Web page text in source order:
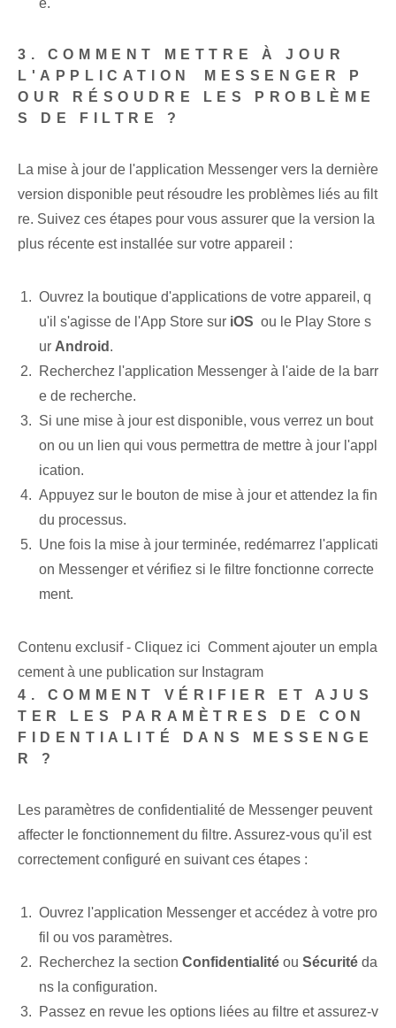
e.
3. COMMENT METTRE À JOUR
L'APPLICATION⁢ MESSENGER P
OUR RÉSOUDRE LES PROBLÈME
S DE FILTRE ?
La mise à jour de l'application Messenger⁤ vers la dernière⁤
version disponible peut résoudre les problèmes liés⁢ au ⁢filt
re. Suivez ces étapes pour vous assurer que la version la
plus récente est installée sur votre appareil :
Ouvrez la boutique d'applications de votre appareil, q
u'il s'agisse de l'App Store sur iOS ‌ ou le Play Store s
ur Android .
Recherchez l'application Messenger à l'aide de la barr
e de recherche.
Si une mise à jour est disponible, vous verrez un bout
on ou un lien qui vous permettra de mettre à jour l'appl
ication.
Appuyez sur le bouton de mise à jour et attendez la fin
du processus.
Une fois la mise à jour terminée, redémarrez l'applicati
on Messenger et vérifiez si le filtre fonctionne correcte
ment.
Contenu exclusif - Cliquez ici Comment ajouter un empla
cement à une publication sur Instagram
4. COMMENT VÉRIFIER ET AJUS
TER LES PARAMÈTRES DE CON
FIDENTIALITÉ DANS MESSENGE
R ?
Les paramètres de confidentialité de Messenger peuvent
affecter le fonctionnement du filtre. Assurez-vous qu'il est
correctement configuré en suivant ces étapes :
Ouvrez l'application Messenger et accédez à votre pro
fil ou vos paramètres.
Recherchez⁢ la section Confidentialité ou Sécurité da
ns ⁢la configuration.
Passez en revue les options liées au filtre et assurez-v